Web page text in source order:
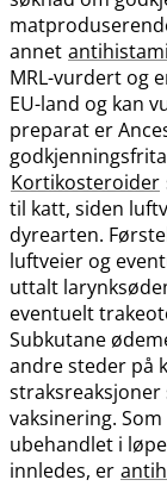
annet
MRL-vurdert og
EU-land og kan
preparat er
Kortikosteroider
til katt, siden
dyrearten.
luftveier og
uttalt
eventuelt
Subkutane
andre steder på
vaksinering.
ubehandlet i
innledes, er